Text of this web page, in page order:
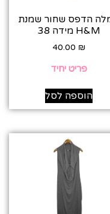
הדפס שחור שמנת
H&M מידה 38
40.00 ₪
פריט יחיד
הוספה לסל